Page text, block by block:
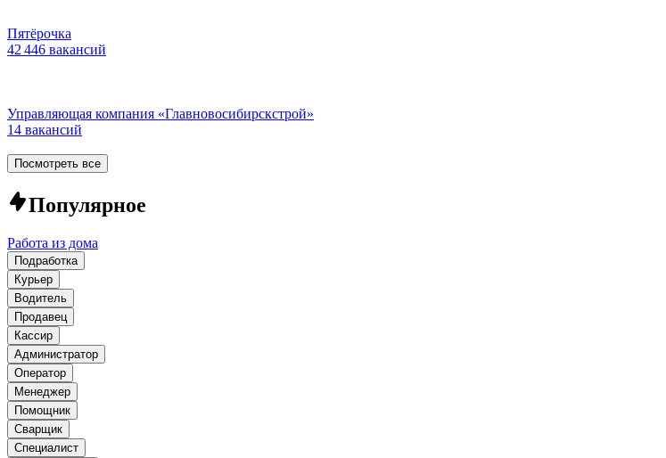
Пятёрочка
42 446 вакансий
Управляющая компания «Главновосибирскстрой»
14 вакансий
Посмотреть все
Популярное
Работа из дома
Подработка
Курьер
Водитель
Продавец
Кассир
Администратор
Оператор
Менеджер
Помощник
Сварщик
Специалист